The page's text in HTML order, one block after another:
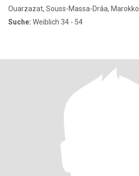
Ouarzazat, Souss-Massa-Drâa, Marokko
Suche: Weiblich 34 - 54